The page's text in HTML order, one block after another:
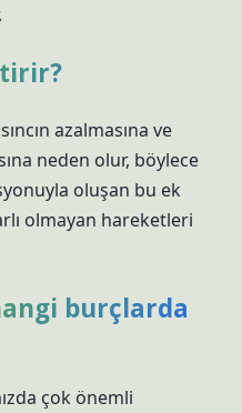
azalmasına ve
neden olur, böylece
oluşan bu ek
olmayan hareketleri
burçlarda
çok önemli